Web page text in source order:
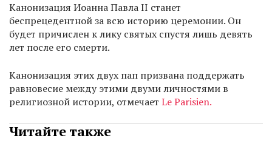
Канонизация Иоанна Павла II станет
беспрецедентной за всю историю церемонии. Он
будет причислен к лику святых спустя лишь девять
лет после его смерти.
Канонизация этих двух пап призвана поддержать
равновесие между этими двуми личностями в
религиозной истории, отмечает Le Parisien.
Читайте также